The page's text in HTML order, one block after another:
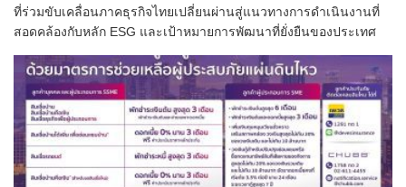
ที่ร่วมขับเคลื่อนภาคธุรกิจไทยเปลี่ยนผ่านสู่แนวทางการดำเนินงานที่
สอดคล้องกับหลัก ESG และเป้าหมายการพัฒนาที่ยั่งยืนของประเทศ